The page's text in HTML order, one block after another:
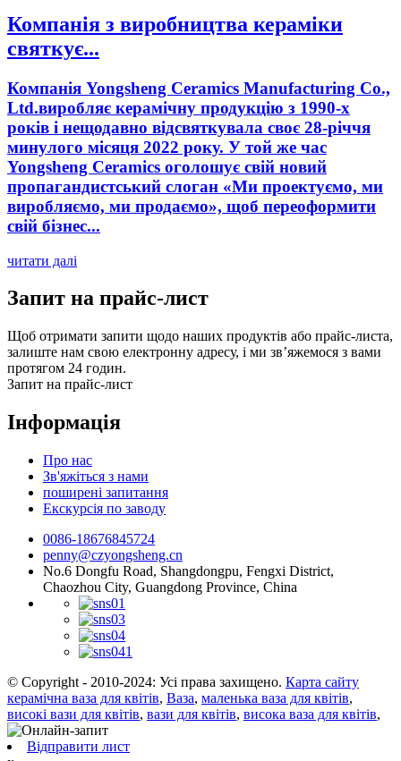
Компанія з виробництва кераміки
святкує...
Компанія Yongsheng Ceramics Manufacturing Co.,
Ltd.виробляє керамічну продукцію з 1990-х
років і нещодавно відсвяткувала своє 28-річчя
минулого місяця 2022 року. У той же час
Yongsheng Ceramics оголошує свій новий
пропагандистський слоган «Ми проектуємо, ми
виробляємо, ми продаємо», щоб переоформити
свій бізнес...
читати далі
Запит на прайс-лист
Щоб отримати запити щодо наших продуктів або прайс-листа,
залиште нам свою електронну адресу, і ми зв’яжемося з вами
протягом 24 годин.
Запит на прайс-лист
Інформація
Про нас
Зв'яжіться з нами
поширені запитання
Екскурсія по заводу
0086-18676845724
penny@czyongsheng.cn
No.6 Dongfu Road, Shangdongpu, Fengxi District,
Chaozhou City, Guangdong Province, China
© Copyright - 2010-2024: Усі права захищено. Карта сайту
керамічна ваза для квітів, Ваза, маленька ваза для квітів,
високі вази для квітів, вази для квітів, висока ваза для квітів,
Відправити лист